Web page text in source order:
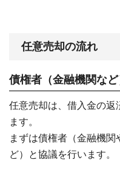
任意売却の流れ
債権者（金融機関な
任意売却は、借入金の返
ます。
まずは債権者（金融機
ど）と協議を行います。